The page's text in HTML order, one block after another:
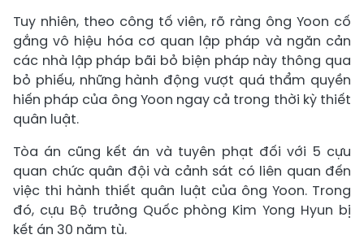
Tuy nhiên, theo công tố viên, rõ ràng ông Yoon cố
gắng vô hiệu hóa cơ quan lập pháp và ngăn cản
các nhà lập pháp bãi bỏ biện pháp này thông qua
bỏ phiếu, những hành động vượt quá thẩm quyền
hiến pháp của ông Yoon ngay cả trong thời kỳ thiết
quân luật.
Tòa án cũng kết án và tuyên phạt đối với 5 cựu
quan chức quân đội và cảnh sát có liên quan đến
việc thi hành thiết quân luật của ông Yoon. Trong
đó, cựu Bộ trưởng Quốc phòng Kim Yong Hyun bị
kết án 30 năm tù.